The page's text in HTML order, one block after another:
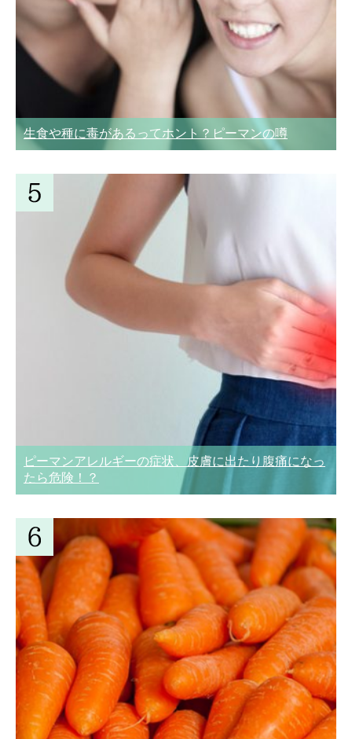
生食や種に毒があるってホント？ピーマンの噂
ピーマンアレルギーの症状、皮膚に出たり腹痛になっ
たら危険！？